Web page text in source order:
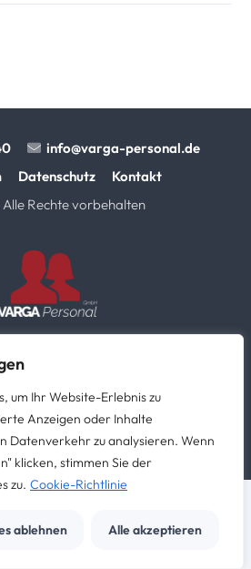
um Ihr Website-Erlebnis zu
Anzeigen oder Inhalte
Datenverkehr zu analysieren. Wenn
klicken, stimmen Sie der
zu. Cookie-Richtlinie
ablehnen Alle akzeptieren
info@varga-personal.de
Datenschutz
Kontakt
Rechte vorbehalten
7 • 86609 Donauwörth
von